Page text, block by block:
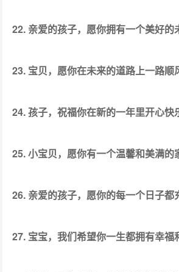
22. 亲爱的孩子，愿你拥有一个美好的
23. 宝贝，愿你在未来的道路上一路顺
24. 孩子，祝福你在新的一年里开心快
25. 小宝贝，愿你有一个温馨和美满的
26. 亲爱的孩子，愿你的每一个日子都
27. 宝宝，我们希望你一生都拥有幸福